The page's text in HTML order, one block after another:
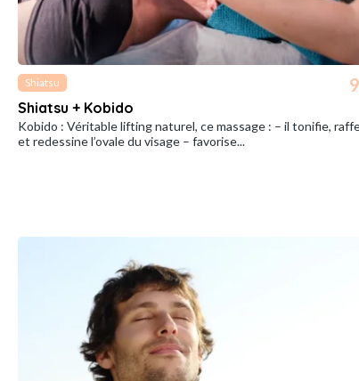
Shiatsu
Shiatsu + Kobido
Kobido : Véritable lifting naturel, ce massage : – il tonifie,
et redessine l’ovale du visage – favorise...